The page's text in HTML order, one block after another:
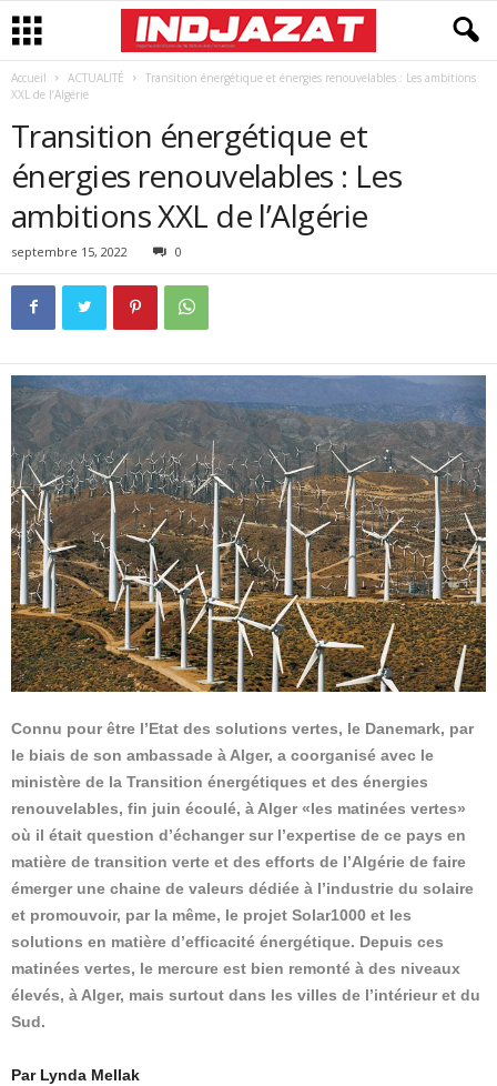
Accueil ACTUALITÉ
Transition énergétique et énergies renouvelables : Les ambitions
XXL de l’Algérie
Transition énergétique et
énergies renouvelables : Les
ambitions XXL de l’Algérie
septembre 15, 2022 0
Connu pour être l’Etat des solutions vertes, le Danemark, par
le biais de son ambassade à Alger, a coorganisé avec le
ministère de la Transition énergétiques et des énergies
renouvelables, fin juin écoulé, à Alger «les matinées vertes»
où il était question d’échanger sur l’expertise de ce pays en
matière de transition verte et des efforts de l’Algérie de faire
émerger une chaine de valeurs dédiée à l’industrie du solaire
et promouvoir, par la même, le projet Solar1000 et les
solutions en matière d’efficacité énergétique. Depuis ces
matinées vertes, le mercure est bien remonté à des niveaux
élevés, à Alger, mais surtout dans les villes de l’intérieur et du
Sud.
Par Lynda Mellak